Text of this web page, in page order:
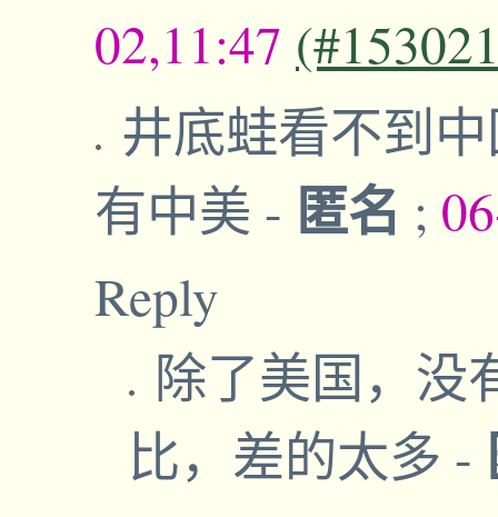
02,11:47
井底蛙看不到
有中美 - 匿名 ;
Reply
除了美国，没
比，差的太多 -